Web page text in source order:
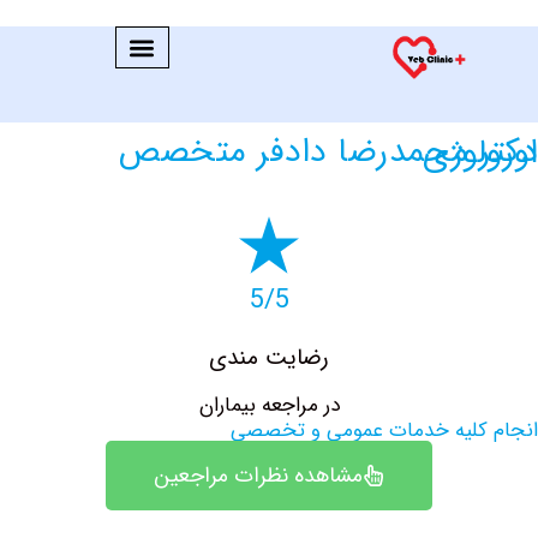
اورولوژی
رضایت مندی
در مراجعه بیماران
خدمات عمومی و تخصصی
مشاهده نظرات مراجعین